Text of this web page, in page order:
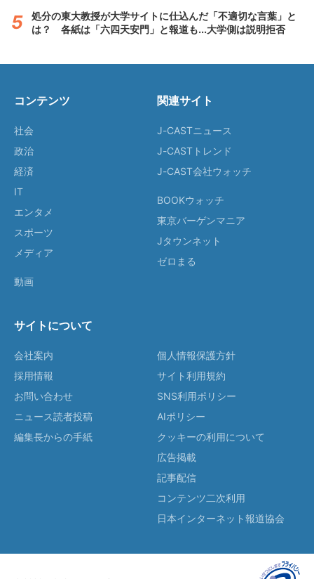
処分の東大教授が大学サイトに仕込んだ「不適切な言葉」と
は？ 各紙は「六四天安門」と報道も...大学側は説明拒否
コンテンツ
社会
政治
経済
IT
エンタメ
スポーツ
メディア
動画
関連サイト
J-CASTニュース
J-CASTトレンド
J-CAST会社ウォッチ
BOOKウォッチ
東京バーゲンマニア
Jタウンネット
ゼロまる
サイトについて
会社案内
採用情報
お問い合わせ
ニュース読者投稿
編集長からの手紙
個人情報保護方針
サイト利用規約
SNS利用ポリシー
AIポリシー
クッキーの利用について
広告掲載
記事配信
コンテンツ二次利用
日本インターネット報道協会